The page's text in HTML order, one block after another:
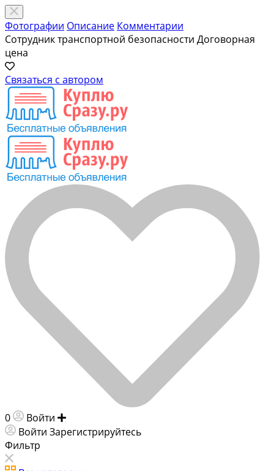
Фотографии Описание Комментарии
Сотрудник транспортной безопасности Договорная
цена
Связаться с автором
0 Войти
Войти Зарегистрируйтесь
Фильтр